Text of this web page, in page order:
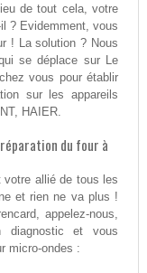
de tout cela, votre
? Evidemment, vous
! La solution ? Nous
se déplace sur Le
vous pour établir
sur les appareils
HAIER.
du four à
votre allié de tous les
et rien ne va plus !
appelez-nous,
diagnostic et vous
micro-ondes :